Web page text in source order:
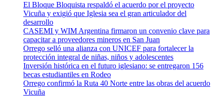
El Bloque Bloquista respaldó el acuerdo por el proyecto
Vicuña y exigió que Iglesia sea el gran articulador del
desarrollo
CASEMI y WIM Argentina firmaron un convenio clave para
capacitar a proveedores mineros en San Juan
Orrego selló una alianza con UNICEF para fortalecer la
protección integral de niñas, niños y adolescentes
Inversión histórica en el futuro iglesiano: se entregaron 156
becas estudiantiles en Rodeo
Orrego confirmó la Ruta 40 Norte entre las obras del acuerdo
Vicuña